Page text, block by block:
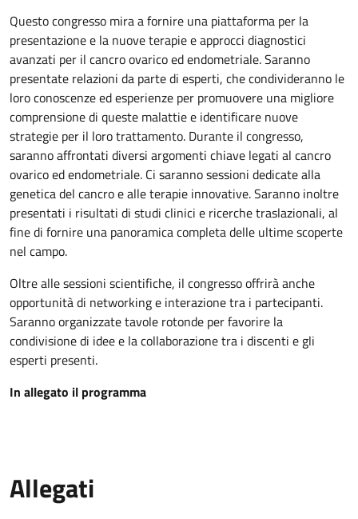
Questo congresso mira a fornire una piattaforma per la
presentazione e la nuove terapie e approcci diagnostici
avanzati per il cancro ovarico ed endometriale. Saranno
presentate relazioni da parte di esperti, che condivideranno le
loro conoscenze ed esperienze per promuovere una migliore
comprensione di queste malattie e identificare nuove
strategie per il loro trattamento. Durante il congresso,
saranno affrontati diversi argomenti chiave legati al cancro
ovarico ed endometriale. Ci saranno sessioni dedicate alla
genetica del cancro e alle terapie innovative. Saranno inoltre
presentati i risultati di studi clinici e ricerche traslazionali, al
fine di fornire una panoramica completa delle ultime scoperte
nel campo.
Oltre alle sessioni scientifiche, il congresso offrirà anche
opportunità di networking e interazione tra i partecipanti.
Saranno organizzate tavole rotonde per favorire la
condivisione di idee e la collaborazione tra i discenti e gli
esperti presenti.
In allegato il programma
Allegati